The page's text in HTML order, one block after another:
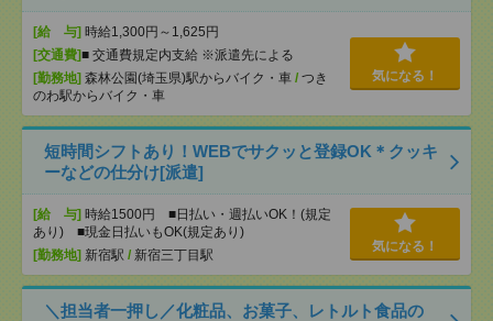
[給 与] 時給1,300円～1,625円
[交通費]■ 交通費規定内支給 ※派遣先による
[勤務地] 森林公園(埼玉県)駅からバイク・車 / つき
のわ駅からバイク・車
気になる！
短時間シフトあり！WEBでサクッと登録OK＊クッキ
ーなどの仕分け[派遣]
[給 与] 時給1500円 ■日払い・週払いOK！(規定
あり) ■現金日払いもOK(規定あり)
[勤務地] 新宿駅 / 新宿三丁目駅
気になる！
＼担当者一押し／化粧品、お菓子、レトルト食品の